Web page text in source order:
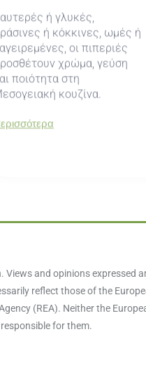
ή γλυκές,
ή κόκκινες, ωμές ή
οι πιπεριές
χρώμα, γεύση
ποιότητα στη
κουζίνα.
Views and opinions expressed
reflect those of the
(REA). Neither the
for them.